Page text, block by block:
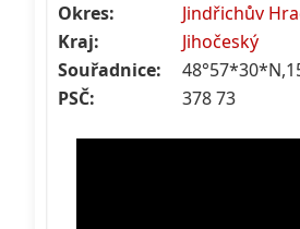
Okres:
Jindřichův
Kraj:
Jihočeský
Souřadnice:
PSČ:
378 73